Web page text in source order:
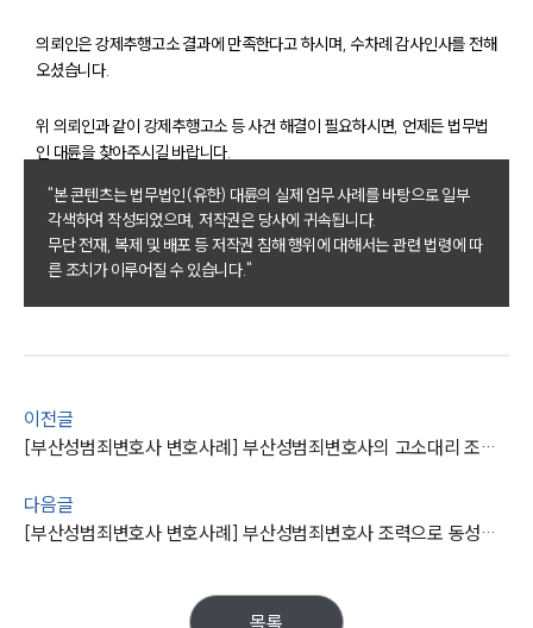
팀소개
팀소개
대륜의 강점
오시는 길
글로벌 파트너 로펌
고객의 소리
법률정보
법률지식인
의뢰인은 강제추행고소 결과에 만족한다고 하시며, 수차례 감사인사를 전해
오셨습니다.
위 의뢰인과 같이 강제추행고소 등 사건 해결이 필요하시면, 언제든 법무법
인 대륜을 찾아주시길 바랍니다.
"본 콘텐츠는 법무법인(유한) 대륜의 실제 업무 사례를 바탕으로 일부
각색하여 작성되었으며, 저작권은 당사에 귀속됩니다.
무단 전재, 복제 및 배포 등 저작권 침해 행위에 대해서는 관련 법령에 따
른 조치가 이루어질 수 있습니다."
이전글
[부산성범죄변호사 변호사례] 부산성범죄변호사의 고소대리 조력으로 피고인 검찰송치에 성공
다음글
[부산성범죄변호사 변호사례] 부산성범죄변호사 조력으로 동성간 준강제추행, 선고유예 받아내
목록